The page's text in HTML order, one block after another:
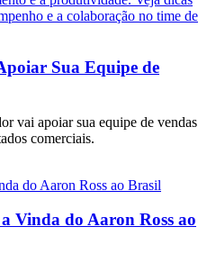
Sua Equipe de
vai apoiar sua equipe de vendas
comerciais.
Vinda do Aaron Ross ao